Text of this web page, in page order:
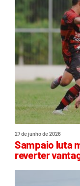
27 de junho de 2026
Sampaio luta
reverter